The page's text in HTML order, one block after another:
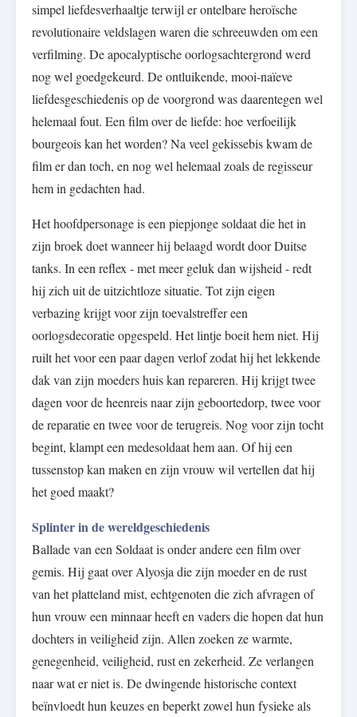
simpel liefdesverhaaltje terwijl er ontelbare heroïsche
revolutionaire veldslagen waren die schreeuwden om een
verfilming. De apocalyptische oorlogsachtergrond werd
nog wel goedgekeurd. De ontluikende, mooi-naïeve
liefdesgeschiedenis op de voorgrond was daarentegen wel
helemaal fout. Een film over de liefde: hoe verfoeilijk
bourgeois kan het worden? Na veel gekissebis kwam de
film er dan toch, en nog wel helemaal zoals de regisseur
hem in gedachten had.
Het hoofdpersonage is een piepjonge soldaat die het in
zijn broek doet wanneer hij belaagd wordt door Duitse
tanks. In een reflex - met meer geluk dan wijsheid - redt
hij zich uit de uitzichtloze situatie. Tot zijn eigen
verbazing krijgt voor zijn toevalstreffer een
oorlogsdecoratie opgespeld. Het lintje boeit hem niet. Hij
ruilt het voor een paar dagen verlof zodat hij het lekkende
dak van zijn moeders huis kan repareren. Hij krijgt twee
dagen voor de heenreis naar zijn geboortedorp, twee voor
de reparatie en twee voor de terugreis. Nog voor zijn tocht
begint, klampt een medesoldaat hem aan. Of hij een
tussenstop kan maken en zijn vrouw wil vertellen dat hij
het goed maakt?
Splinter in de wereldgeschiedenis
Ballade van een Soldaat is onder andere een film over
gemis. Hij gaat over Alyosja die zijn moeder en de rust
van het platteland mist, echtgenoten die zich afvragen of
hun vrouw een minnaar heeft en vaders die hopen dat hun
dochters in veiligheid zijn. Allen zoeken ze warmte,
genegenheid, veiligheid, rust en zekerheid. Ze verlangen
naar wat er niet is. De dwingende historische context
beïnvloedt hun keuzes en beperkt zowel hun fysieke als